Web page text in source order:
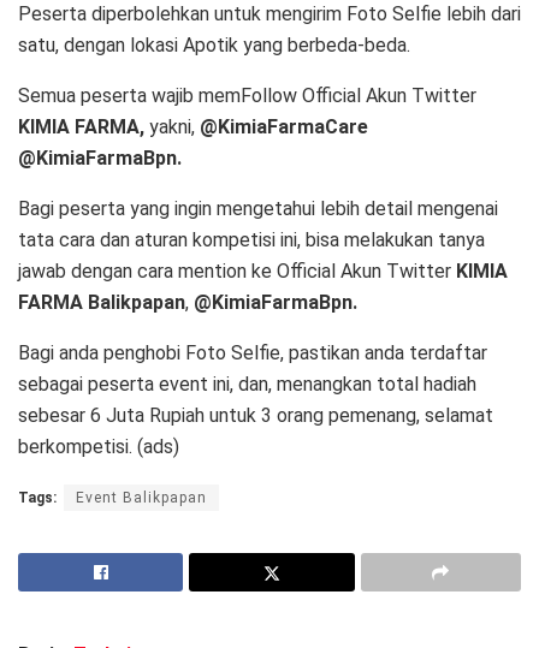
Peserta diperbolehkan untuk mengirim Foto Selfie lebih dari
satu, dengan lokasi Apotik yang berbeda-beda.
Semua peserta wajib memFollow Official Akun Twitter
KIMIA FARMA, yakni, @KimiaFarmaCare
@KimiaFarmaBpn.
Bagi peserta yang ingin mengetahui lebih detail mengenai
tata cara dan aturan kompetisi ini, bisa melakukan tanya
jawab dengan cara mention ke Official Akun Twitter KIMIA
FARMA Balikpapan, @KimiaFarmaBpn.
Bagi anda penghobi Foto Selfie, pastikan anda terdaftar
sebagai peserta event ini, dan, menangkan total hadiah
sebesar 6 Juta Rupiah untuk 3 orang pemenang, selamat
berkompetisi. (ads)
Tags: Event Balikpapan